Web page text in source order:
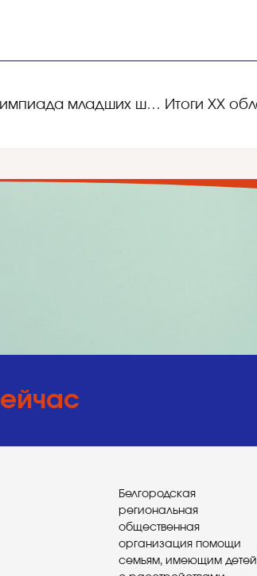
Городская предметная олимпиада младших школьников по русскому языку
Белгородская
региональная
общественная
организация помощи
семьям, имеющим детей